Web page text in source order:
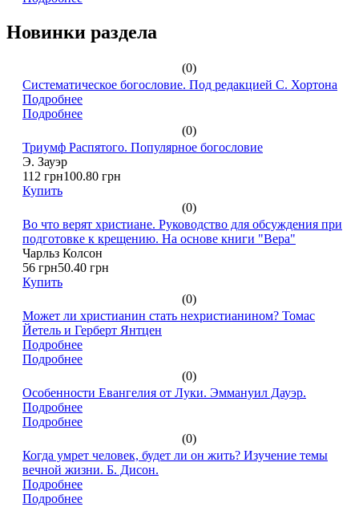
Новинки раздела
(0)
Систематическое богословие. Под редакцией С. Хортона
Подробнее
Подробнее
(0)
Триумф Распятого. Популярное богословие
Э. Зауэр
112 грн100.80 грн
Купить
(0)
Во что верят христиане. Руководство для обсуждения при
подготовке к крещению. На основе книги "Вера"
Чарльз Колсон
56 грн50.40 грн
Купить
(0)
Может ли христианин стать нехристианином? Томас
Йетель и Герберт Янтцен
Подробнее
Подробнее
(0)
Особенности Евангелия от Луки. Эммануил Дауэр.
Подробнее
Подробнее
(0)
Когда умрет человек, будет ли он жить? Изучение темы
вечной жизни. Б. Дисон.
Подробнее
Подробнее